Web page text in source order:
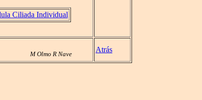
Ciliada Individual
M Olmo R Nave
Atrás